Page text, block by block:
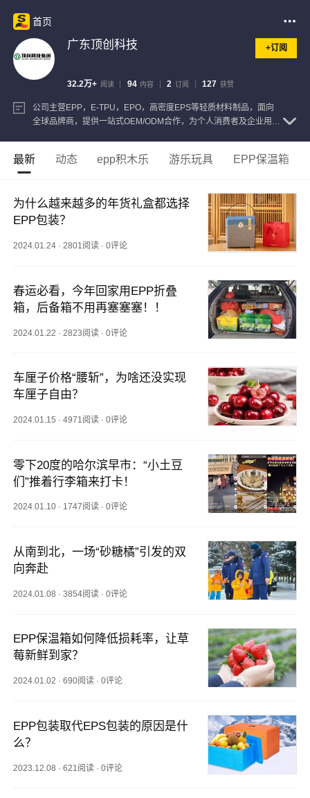
首页
广东顶创科技 +订阅
32.2万+ 阅读 94 内容 2 订阅 127 获赞
公司主营EPP，E-TPU，EPO，高密度EPS等轻质材料制品，面向
全球品牌商，提供一站式OEM/ODM合作，为个人消费者及企业用户
最新 动态 epp积木乐 游乐玩具 EPP保温箱
为什么越来越多的年货礼盒都选择
EPP包装？
2024.01.24 ·2801阅读 ·0评论
春运必看，今年回家用EPP折叠
箱，后备箱不用再塞塞塞！！
2024.01.22 · 2823阅读 ·0评论
车厘子价格“腰斩”，为啥还没实现
车厘子自由？
2024.01.15 ·4971阅读 ·0评论
零下20度的哈尔滨早市：“小土豆
们”推着行李箱来打卡！
2024.01.10 · 1747阅读 ·0评论
从南到北，一场“砂糖橘”引发的双
向奔赴
2024.01.08 ·3854阅读 ·0评论
EPP保温箱如何降低损耗率，让草
莓新鲜到家？
2024.01.02 ·690阅读 ·0评论
EPP包装取代EPS包装的原因是什
么？
2023.12.08 ·621阅读 ·0评论